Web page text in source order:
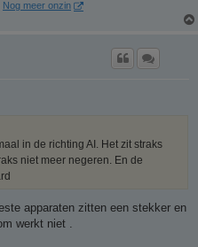
Nog meer onzin
in de richting AI. Het zit straks
niet meer negeren. En de
apparaten zitten een stekker en
werkt niet .